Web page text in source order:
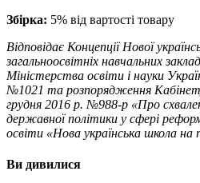
Збірка: 5% від вартості товару
Відповідає Концепції Нової
загальноосвітніх навчальних
Міністерства освіти і науки
№1021 та розпорядження
грудня 2016 р. №988-р «Про
державної політики у сфері
освіти «Нова українська школа на
Ви дивилися